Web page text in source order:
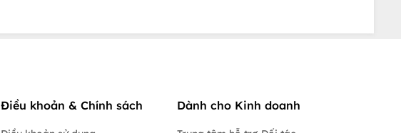
Điều khoản & Chính sách Dành cho Kinh doanh